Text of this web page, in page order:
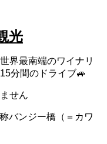
光
界最南端のワイナリ
分間のドライブ🚙
せん
バンジー橋（＝カワ